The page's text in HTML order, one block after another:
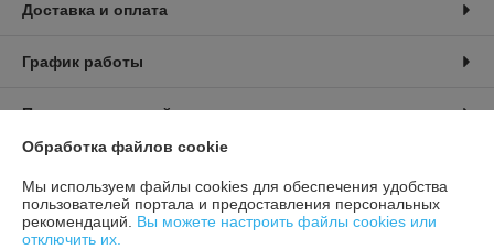
Доставка и оплата
График работы
Полная версия сайта
Сайт создан на платформе Deal.by
Обработка файлов cookie
Мы используем файлы cookies для обеспечения удобства
пользователей портала и предоставления персональных
рекомендаций. Вы можете настроить файлы cookies или
отключить их.